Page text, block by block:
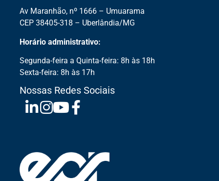
Av Maranhão, nº 1666 – Umuarama
CEP 38405-318 – Uberlândia/MG
Horário administrativo:
Segunda-feira a Quinta-feira: 8h às 18h
Sexta-feira: 8h às 17h
Nossas Redes Sociais